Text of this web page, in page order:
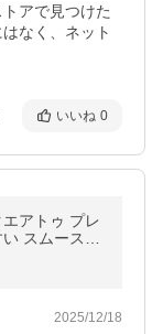
アで見つけた
なく、ネット
いいね 0
アトゥ プレ
スムースa
2025/12/18